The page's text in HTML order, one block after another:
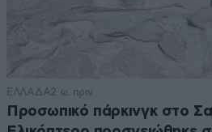
ΕΛΛΑΔΑ2 ω. πριν
Προσωπικό πάρκινγκ στο